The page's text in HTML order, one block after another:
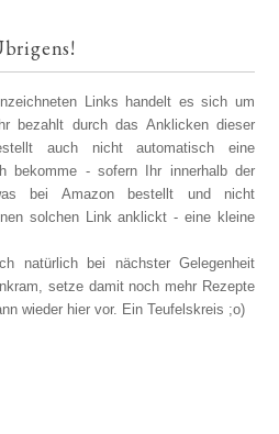
Links handelt es sich um
bezahlt durch das Anklicken dieser
auch nicht automatisch eine
bekomme - sofern Ihr innerhalb der
bei Amazon bestellt und nicht
solchen Link anklickt - eine kleine
natürlich bei nächster Gelegenheit
setze damit noch mehr Rezepte
wieder hier vor. Ein Teufelskreis ;o)